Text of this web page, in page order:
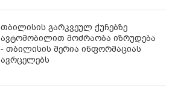
თბილისის გარკვეულ ქუჩებზე
ავტომობილით მოძრაობა იზრუდება
- თბილისის მერია ინფორმაციას
ავრცელებს